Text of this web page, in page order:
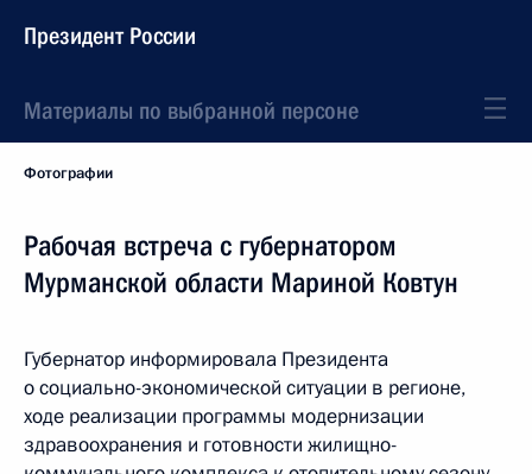
Президент России
Материалы по выбранной персоне
Фотографии
Рабочая встреча с губернатором
Мурманской области Мариной Ковтун
Губернатор информировала Президента
о социально-экономической ситуации в регионе,
ходе реализации программы модернизации
здравоохранения и готовности жилищно-